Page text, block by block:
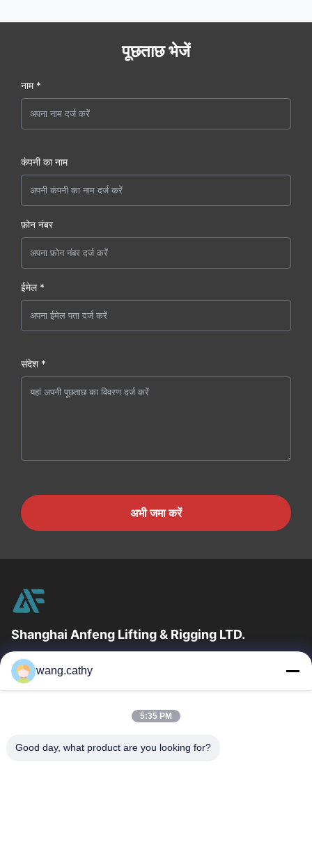
पूछताछ भेजें
नाम *
कंपनी का नाम
फ़ोन नंबर
ईमेल *
संदेश *
अभी जमा करें
Shanghai Anfeng Lifting & Rigging LTD.
उद्योग में 20 वर्षों के अनुभव के साथ, हम अपने ग्राहकों को प्रीमियम लिफ्टिंग और
हेराफेरी उत्पादों और कस्टम-डिज़ाइन किए गए लिफ्टिंग समाधान प्रदान...
त्वरित लिंक
उत्पादों
वीडियो
हमारे बारे में
wang.cathy
5:35 PM
Good day, what product are you looking for?